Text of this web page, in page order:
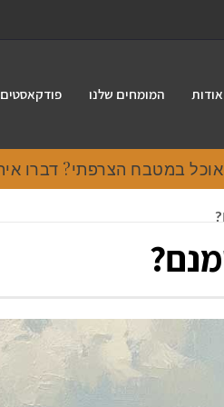
אודות המומחים שלנו פודקאסטים